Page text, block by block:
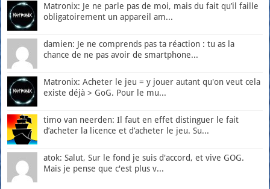
Matronix: Je ne parle pas de moi, mais du fait qu’il faille
obligatoirement un appareil am...
damien: Je ne comprends pas ta réaction : tu as la
chance de ne pas avoir de smartphone...
Matronix: Acheter le jeu = y jouer autant qu'on veut cela
existe déjà > GoG. Pour le mu...
timo van neerden: Il faut en effet distinguer le fait
d’acheter la licence et d’acheter le jeu. Su...
atok: Salut, Sur le fond je suis d'accord, et vive GOG.
Mais je pense que c'est plus v...